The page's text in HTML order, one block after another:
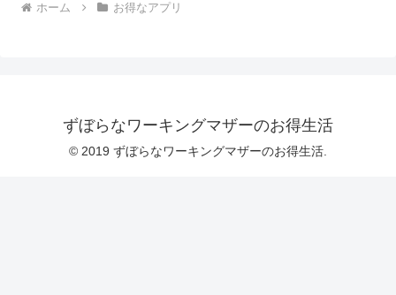
ホーム お得なアプリ
ずぼらなワーキングマザーのお得生活
© 2019 ずぼらなワーキングマザーのお得生活.